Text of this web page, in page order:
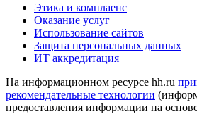
Этика и комплаенс
Оказание услуг
Использование сайтов
Защита персональных данных
ИТ аккредитация
На информационном ресурсе hh.ru
рекомендательные технологии
предоставления информации на